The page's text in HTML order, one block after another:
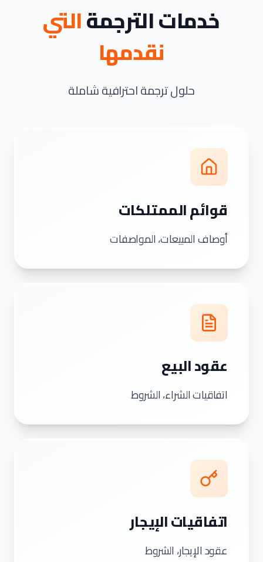
خدمات الترجمةالتي
نقدمها
حلول ترجمة احترافية شاملة
قوائم الممتلكات
أوصاف المبيعات، المواصفات
عقود البيع
اتفاقيات الشراء، الشروط
اتفاقيات الإيجار
عقود الإيجار، الشروط